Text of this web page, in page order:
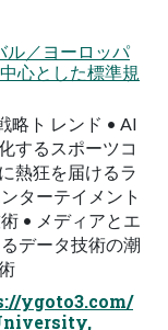
ル／ヨーロッパ
心とした標準規
略ト レンド • AI
するスポーツコ
熱狂を届けるラ
ターテイメント
• メディアとエ
データ技術の潮
ygoto3.com/